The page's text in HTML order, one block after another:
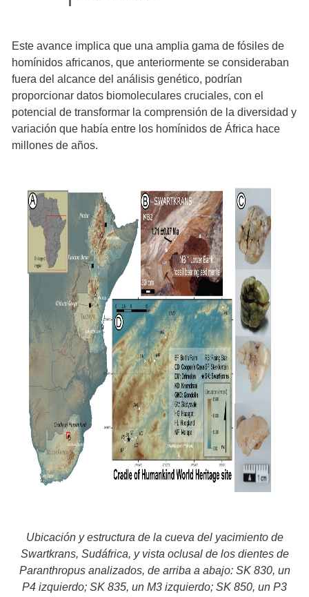
Este avance implica que una amplia gama de fósiles de
homínidos africanos, que anteriormente se consideraban
fuera del alcance del análisis genético, podrían
proporcionar datos biomoleculares cruciales, con el
potencial de transformar la comprensión de la diversidad y
variación que había entre los homínidos de África hace
millones de años.
Ubicación y estructura de la cueva del yacimiento de
Swartkrans, Sudáfrica, y vista oclusal de los dientes de
Paranthropus analizados, de arriba a abajo: SK 830, un
P4 izquierdo; SK 835, un M3 izquierdo; SK 850, un P3